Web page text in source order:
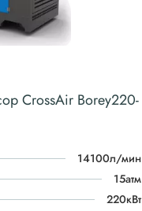
CrossAir Borey220-
14100л/мин
15атм
220кВт